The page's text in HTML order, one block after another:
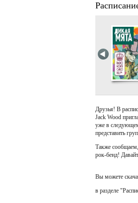
Друзья! В
Jack Wood
уже в следующем
представить
Также
рок-бенд!
Вы можете
в разделе